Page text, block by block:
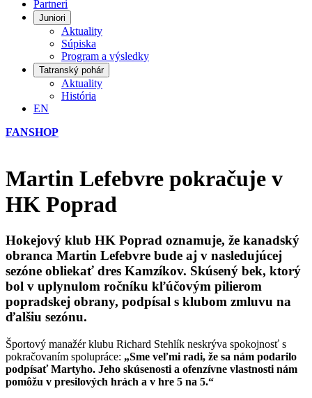
Partneri
Juniori
Aktuality
Súpiska
Program a výsledky
Tatranský pohár
Aktuality
História
EN
FANSHOP
Martin Lefebvre pokračuje v
HK Poprad
Hokejový klub HK Poprad oznamuje, že kanadský
obranca Martin Lefebvre bude aj v nasledujúcej
sezóne obliekať dres Kamzíkov. Skúsený bek, ktorý
bol v uplynulom ročníku kľúčovým pilierom
popradskej obrany, podpísal s klubom zmluvu na
ďalšiu sezónu.
Športový manažér klubu Richard Stehlík neskrýva spokojnosť s
pokračovaním spolupráce: „Sme veľmi radi, že sa nám podarilo
podpísať Martyho. Jeho skúsenosti a ofenzívne vlastnosti nám
pomôžu v presilových hrách a v hre 5 na 5.“